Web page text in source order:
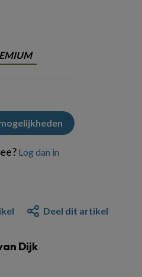
Log dan in
Deel dit artikel
Dijk